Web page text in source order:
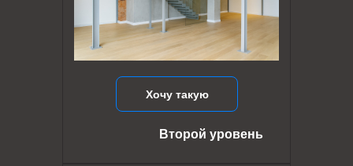
Хочу такую
Второй уровень